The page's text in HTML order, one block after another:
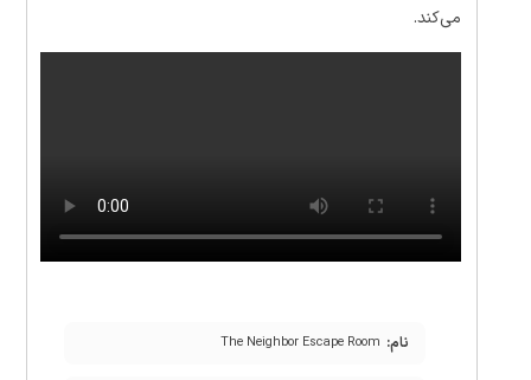
می‌کند.
نام: The Neighbor Escape Room